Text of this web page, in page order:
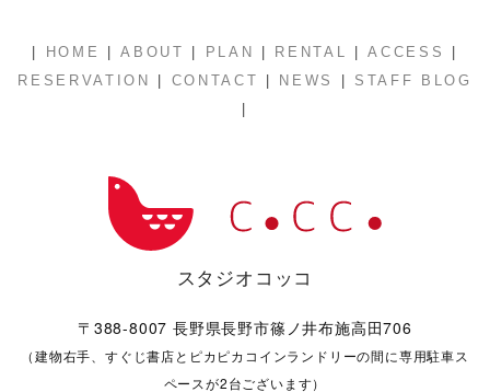
| HOME |ABOUT | PLAN | RENTAL |ACCESS |
RESERVATION | CONTACT | NEWS | STAFF BLOG
|
スタジオコッコ
〒388-8007 長野県長野市篠ノ井布施高田706
（建物右手、すぐじ書店とピカピカコインランドリーの間に専用駐車ス
ペースが2台ございます）